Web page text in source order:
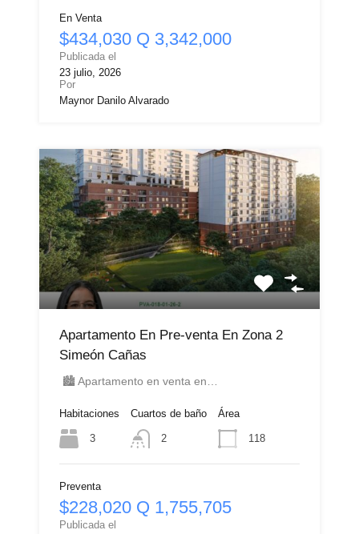
En Venta
$434,030 Q 3,342,000
Publicada el
23 julio, 2026
Por
Maynor Danilo Alvarado
Apartamento En Pre-venta En Zona 2
Simeón Cañas
🏙️ Apartamento en venta en…
Habitaciones
3
Cuartos de baño
2
Área
118
Preventa
$228,020 Q 1,755,705
Publicada el